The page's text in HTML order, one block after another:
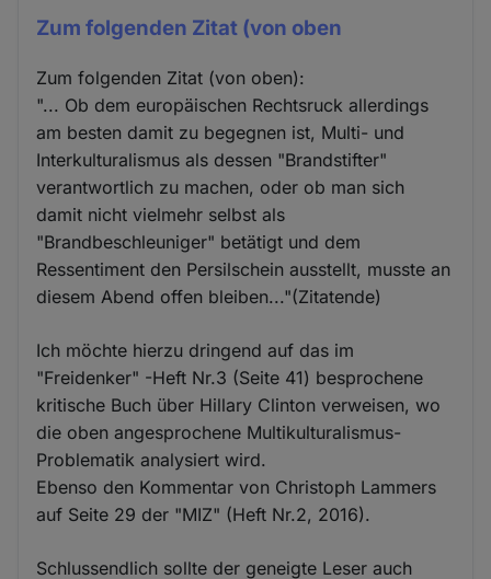
Zum folgenden Zitat (von oben
Zum folgenden Zitat (von oben):
"... Ob dem europäischen Rechtsruck allerdings
am besten damit zu begegnen ist, Multi- und
Interkulturalismus als dessen "Brandstifter"
verantwortlich zu machen, oder ob man sich
damit nicht vielmehr selbst als
"Brandbeschleuniger" betätigt und dem
Ressentiment den Persilschein ausstellt, musste an
diesem Abend offen bleiben..."(Zitatende)
Ich möchte hierzu dringend auf das im
"Freidenker" -Heft Nr.3 (Seite 41) besprochene
kritische Buch über Hillary Clinton verweisen, wo
die oben angesprochene Multikulturalismus-
Problematik analysiert wird.
Ebenso den Kommentar von Christoph Lammers
auf Seite 29 der "MIZ" (Heft Nr.2, 2016).
Schlussendlich sollte der geneigte Leser auch